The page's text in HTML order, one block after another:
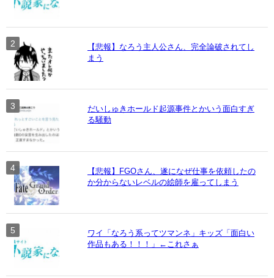
【悲報】なろう主人公さん、完全論破されてし
まう
だいしゅきホールド起源事件とかいう面白すぎ
る騒動
【悲報】FGOさん、遂になぜ仕事を依頼したの
か分からないレベルの絵師を雇ってしまう
ワイ「なろう系ってツマンネ」キッズ「面白い
作品もある！！！」←これさぁ